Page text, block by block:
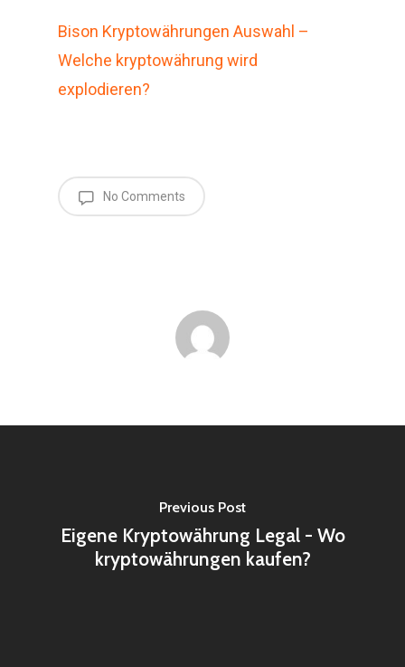
Bison Kryptowährungen Auswahl –
Welche kryptowährung wird
explodieren?
No Comments
Previous Post
Eigene Kryptowährung Legal - Wo
kryptowährungen kaufen?